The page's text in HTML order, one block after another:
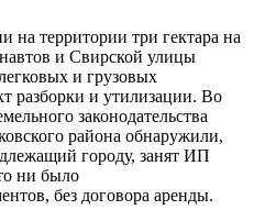
на территории три гектара на
и Свирской улицы
и грузовых
разборки и утилизации. Во
законодательства
района обнаружили,
городу, занят ИП
ни было
без договора аренды.